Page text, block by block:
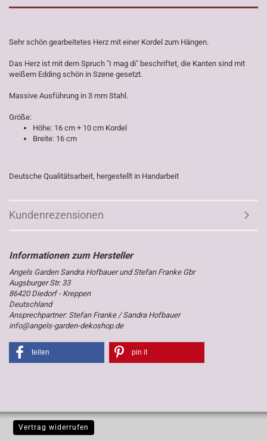
Sehr schön gearbeitetes Herz mit einer Kordel zum Hängen.
Das Herz ist mit dem Spruch "I mag di" beschriftet, die Kanten sind mit
weißem Edding schön in Szene gesetzt.
Massive Ausführung in 3 mm Stahl.
Größe:
Höhe: 16 cm + 10 cm Kordel
Breite: 16 cm
Deutsche Qualitätsarbeit, hergestellt in Handarbeit
Kundenrezensionen
Angels Garden Sandra Hofbauer und Stefan Franke Gbr
Augsburger Str. 33
86420 Diedorf - Kreppen
Deutschland
Ansprechpartner: Stefan Franke / Sandra Hofbauer
info@angels-garden-dekoshop.de
teilen pin it
Vertrag widerrufen